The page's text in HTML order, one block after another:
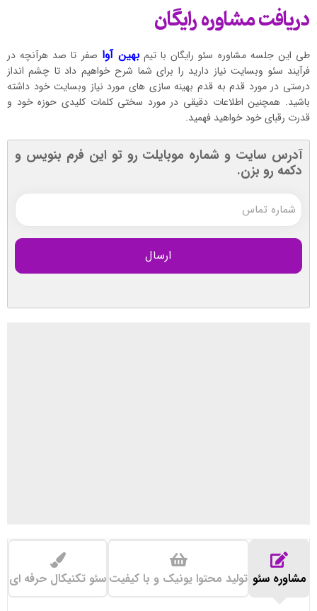
دریافت مشاوره رایگان
طی این جلسه مشاوره سئو رایگان با تیمبهین آوا صفر تا صد هرآنچه در
فرآیند سئو وبسایت نیاز دارید را برای شما شرح خواهیم داد تا چشم انداز
درستی در مورد قدم به قدم بهینه سازی های مورد نیاز وبسایت خود داشته
باشید. همچنین اطلاعات دقیقی در مورد سختی کلمات کلیدی حوزه خود و
قدرت رقبای خود خواهید فهمید.
آدرس سایت و شماره موبایلت رو تو این فرم بنویس و
دکمه رو بزن.
شماره
تماس
مشاوره سئو تولید محتوا یونیک و با کیفیت سئو تکنیکال حرفه ای